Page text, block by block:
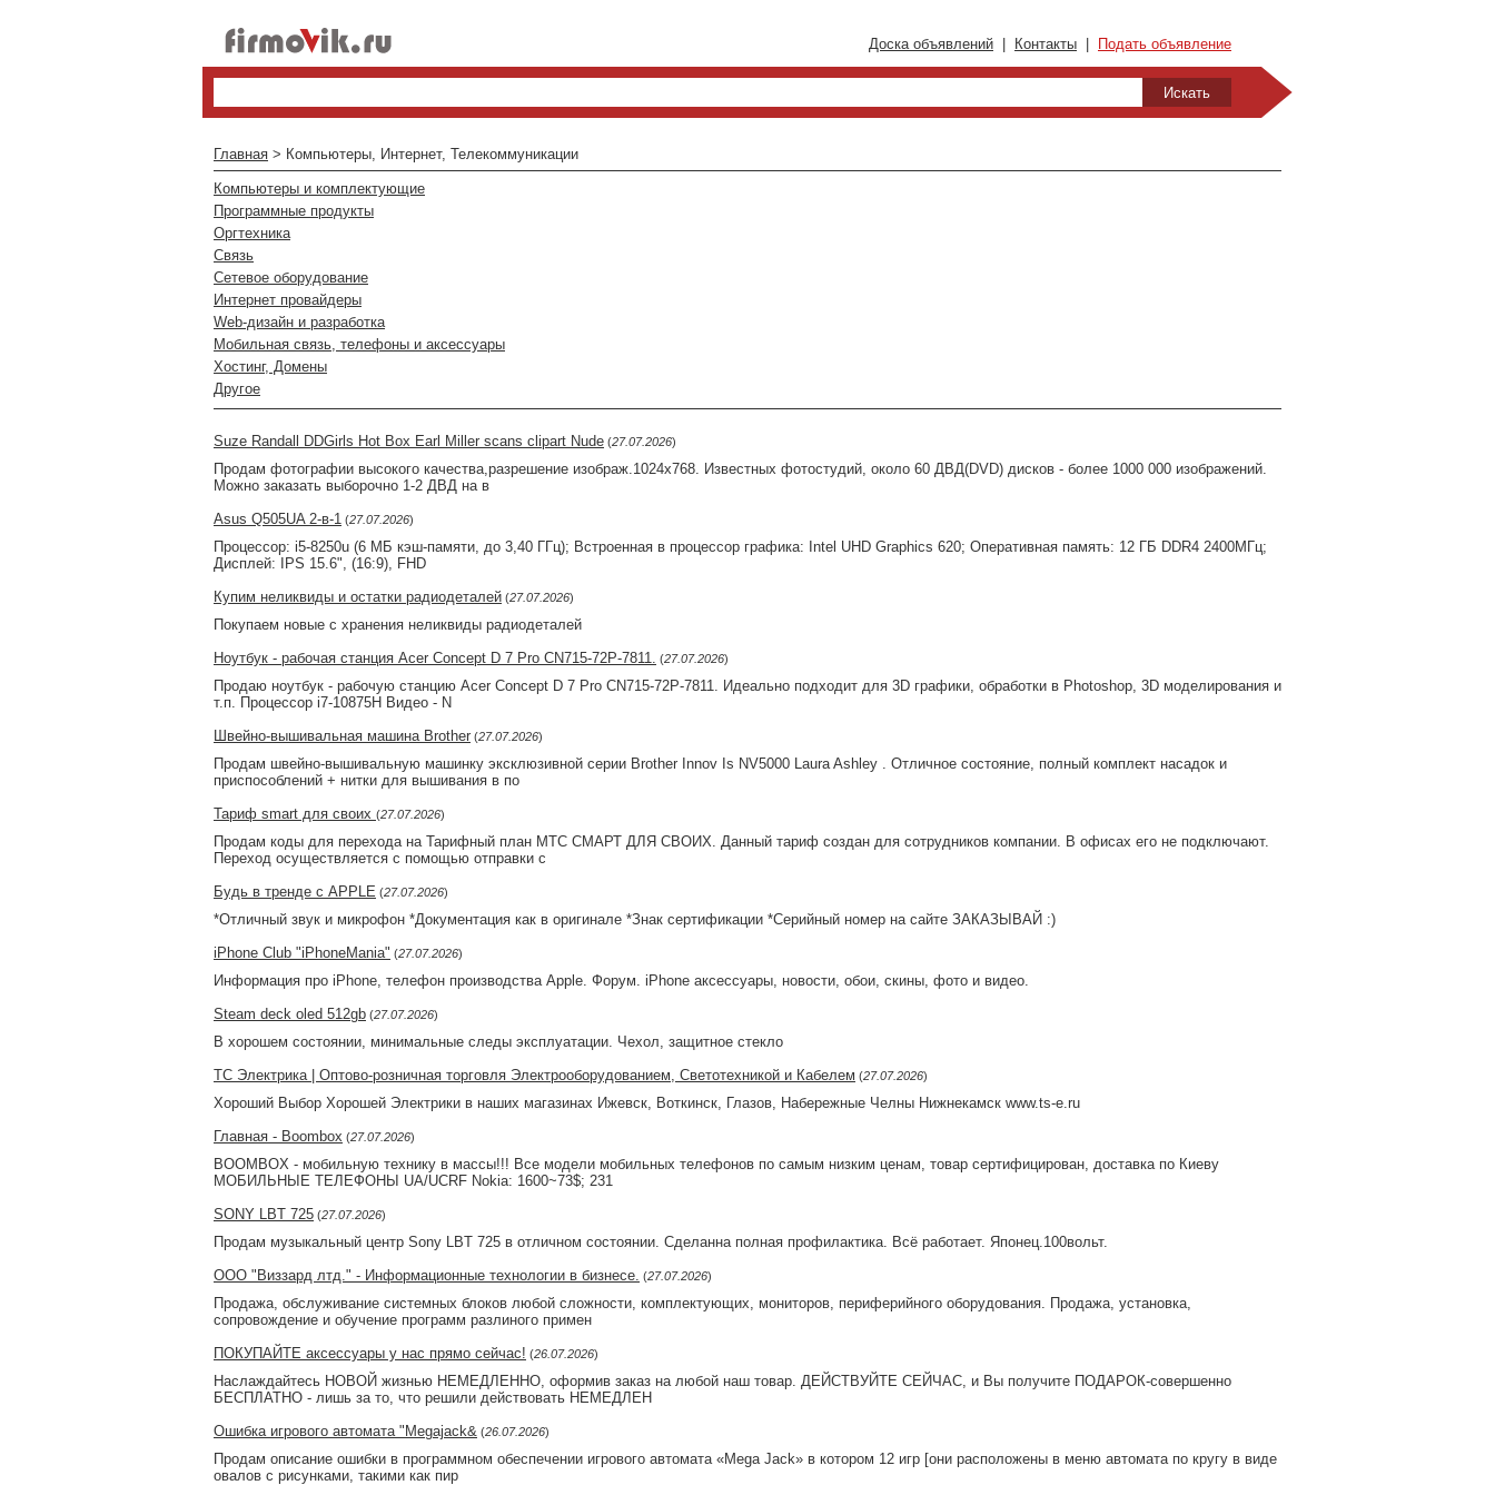
Доска объявлений Контакты Подать объявление
Главная > Компьютеры, Интернет, Телекоммуникации
Компьютеры и комплектующие
Программные продукты
Оргтехника
Связь
Сетевое оборудование
Интернет провайдеры
Web-дизайн и разработка
Мобильная связь, телефоны и аксессуары
Хостинг, Домены
Другое
Suze Randall DDGirls Hot Box Earl Miller scans clipart Nude (27.07.2026)
Продам фотографии высокого качества,разрешение изображ.1024х768. Известных фотостудий, около 60 ДВД(DVD) дисков - более 1000 000 изображений.
Можно заказать выборочно 1-2 ДВД на в
Asus Q505UA 2-в-1 (27.07.2026)
Процессор: i5-8250u (6 МБ кэш-памяти, до 3,40 ГГц); Встроенная в процессор графика: Intel UHD Graphics 620; Оперативная память: 12 ГБ DDR4 2400МГц;
Дисплей: IPS 15.6", (16:9), FHD
Купим неликвиды и остатки радиодеталей (27.07.2026)
Покупаем новые с хранения неликвиды радиодеталей
Ноутбук - рабочая станция Acer Concept D 7 Pro CN715-72P-7811. (27.07.2026)
Продаю ноутбук - рабочую станцию Acer Concept D 7 Pro CN715-72P-7811. Идеально подходит для 3D графики, обработки в Photoshop, 3D моделирования и
т.п. Процессор i7-10875H Видео - N
Швейно-вышивальная машина Brother (27.07.2026)
Продам швейно-вышивальную машинку эксклюзивной серии Brother Innov Is NV5000 Laura Ashley . Отличное состояние, полный комплект насадок и
приспособлений + нитки для вышивания в по
Тариф smart для своих (27.07.2026)
Продам коды для перехода на Тарифный план МТС СМАРТ ДЛЯ СВОИХ. Данный тариф создан для сотрудников компании. В офисах его не подключают.
Переход осуществляется с помощью отправки с
Будь в тренде с APPLE (27.07.2026)
*Отличный звук и микрофон *Документация как в оригинале *Знак сертификации *Серийный номер на сайте ЗАКАЗЫВАЙ :)
iPhone Club "iPhoneMania" (27.07.2026)
Информация про iPhone, телефон производства Apple. Форум. iPhone аксессуары, новости, обои, скины, фото и видео.
Steam deck oled 512gb (27.07.2026)
В хорошем состоянии, минимальные следы эксплуатации. Чехол, защитное стекло
ТС Электрика | Оптово-розничная торговля Электрооборудованием, Светотехникой и Кабелем (27.07.2026)
Хороший Выбор Хорошей Электрики в наших магазинах Ижевск, Воткинск, Глазов, Набережные Челны Нижнекамск www.ts-e.ru
Главная - Boombox (27.07.2026)
BOOMBOX - мобильную технику в массы!!! Все модели мобильных телефонов по самым низким ценам, товар сертифицирован, доставка по Киеву
МОБИЛЬНЫЕ ТЕЛЕФОНЫ UA/UCRF Nokia: 1600~73$; 231
SONY LBT 725 (27.07.2026)
Продам музыкальный центр Sony LBT 725 в отличном состоянии. Сделанна полная профилактика. Всё работает. Японец.100вольт.
ООО "Виззард лтд." - Информационные технологии в бизнесе. (27.07.2026)
Продажа, обслуживание системных блоков любой сложности, комплектующих, мониторов, периферийного оборудования. Продажа, установка,
сопровождение и обучение программ разлиного примен
ПОКУПАЙТЕ аксессуары у нас прямо сейчас! (26.07.2026)
Наслаждайтесь НОВОЙ жизнью НЕМЕДЛЕННО, оформив заказ на любой наш товар. ДЕЙСТВУЙТЕ СЕЙЧАС, и Вы получите ПОДАРОК-совершенно
БЕСПЛАТНО - лишь за то, что решили действовать НЕМЕДЛЕН
Ошибка игрового автомата "Megajack& (26.07.2026)
Продам описание ошибки в программном обеспечении игрового автомата «Mega Jack» в котором 12 игр [они расположены в меню автомата по кругу в виде
овалов с рисунками, такими как пир